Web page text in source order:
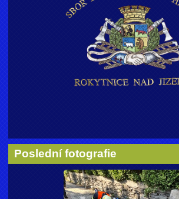
Poslední fotografie